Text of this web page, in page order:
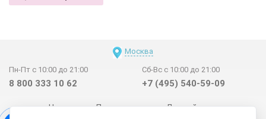
Москва
Пн-Пт с 10:00 до 21:00
8 800 333 10 62
Сб-Вс с 10:00 до 21:00
+7 (495) 540-59-09
Новинки Поставщикам
Личный счет